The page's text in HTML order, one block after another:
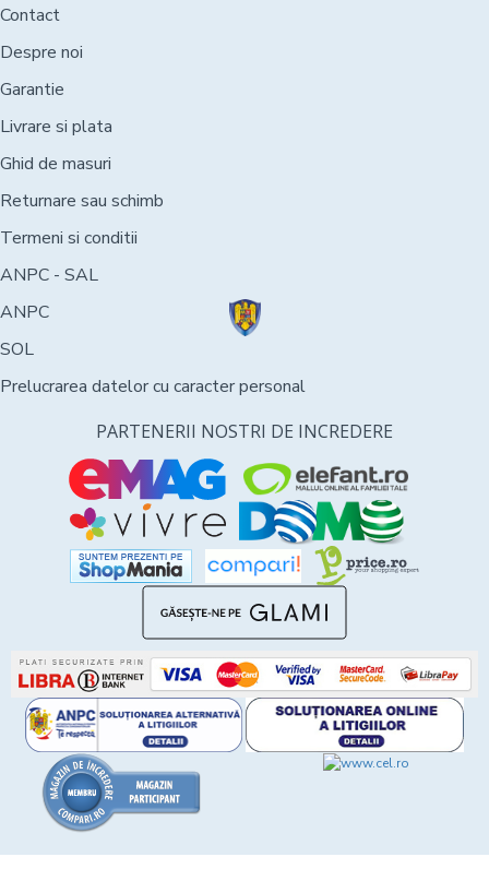
Contact
Despre noi
Garantie
Livrare si plata
Ghid de masuri
Returnare sau schimb
Termeni si conditii
ANPC - SAL
ANPC
SOL
Prelucrarea datelor cu caracter personal
PARTENERII NOSTRI DE INCREDERE